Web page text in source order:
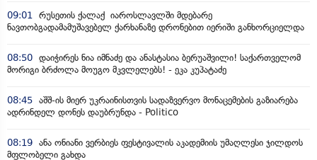
09:01 რუსეთის ქალაქ იაროსლავლში მდებარე
ნავთობგადამამუშავებელ ქარხანაზე დრონებით იერიში განხორციელდა
08:50 დაიჭირეს ნია იმნაძე და ანასტასია ბერუაშვილი! საქართველომ
მორიგი ბრძოლა მოუგო მკვლელებს! - ეკა კუპატაძე
08:45 აშშ-ის მიერ უკრაინისთვის სადაზვერვო მონაცემების გაზიარება
ადრინდელ დონეს დაუბრუნდა - Politico
08:19 ანა ონიანი ვერბიეს ფესტივალის აკადემიის უმაღლესი ჯილდოს
მფლობელი გახდა